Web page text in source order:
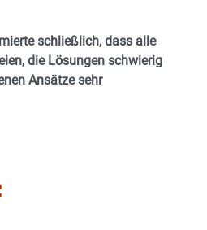
schließlich, dass alle
die Lösungen schwierig
Ansätze sehr